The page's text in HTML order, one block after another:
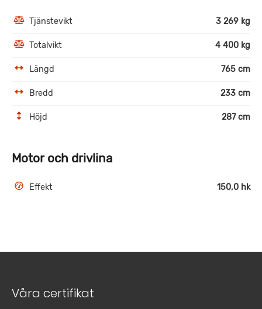
Tjänstevikt 3 269 kg
Totalvikt 4 400 kg
Längd 765 cm
Bredd 233 cm
Höjd 287 cm
Motor och drivlina
Effekt 150,0 hk
Våra certifikat